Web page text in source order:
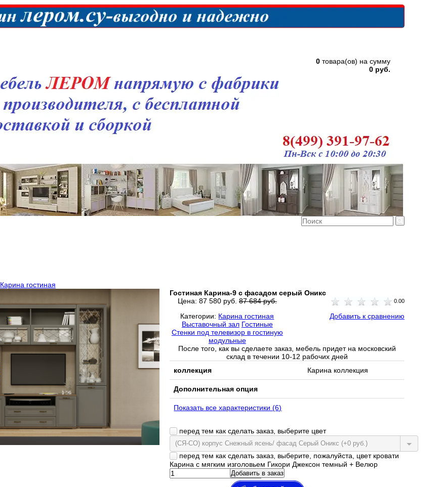
0 товара(ов) на сумму
0 руб.
Карина гостиная
Гостиная Карина-9 с фасадом серый Оникс
Цена: 87 580 руб. 87 684 руб. 0.00
Категории: Карина гостиная
Выставочный зал Гостиные
Стенки под телевизор в гостиную
модульные
Добавить к сравнению
После того, как вы сделаете заказ, мебель придет на московский
склад в течении 10-12 рабочих дней
коллекция
Карина коллекция
Дополнительная опция
Показать все характеристики (6)
перед тем как сделать заказ, выберите цвет
(СЯ-СО) корпус Снежный ясень/ фасад Серый Оникс (+0 руб.)
перед тем как сделать заказ, выберите, пожалуйста, цвет кровати
Карина с мягким изголовьем Гикори Джексон темный + Велюр
Добавить в заказ